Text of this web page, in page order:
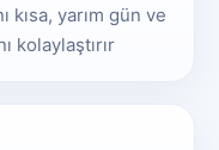
kısa, yarım gün ve
kolaylaştırır